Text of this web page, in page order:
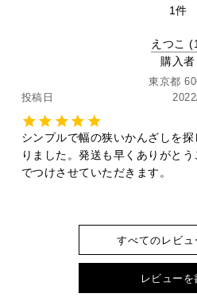
1
えつこ
購入者
東京都
投稿日
シンプルで幅の狭いかんざしを
りました。発送も早くありがと
でつけさせていただきます。
すべてのレビュ
レビューを